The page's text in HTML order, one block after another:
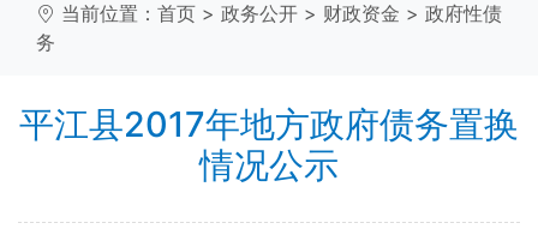
当前位置： 首页 > 政务公开 > 财政资金 > 政府性债
务
平江县2017年地方政府债务置换
情况公示